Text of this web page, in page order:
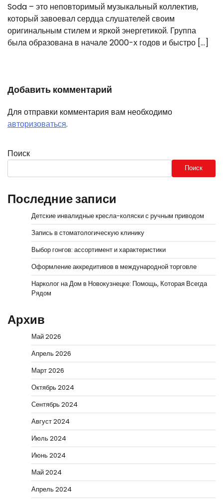
Soda – это неповторимый музыкальный коллектив,
который завоевал сердца слушателей своим
оригинальным стилем и яркой энергетикой. Группа
была образована в начале 2000-х годов и быстро […]
Добавить комментарий
Для отправки комментария вам необходимо
авторизоваться.
Поиск
Поиск
Последние записи
Детские инвалидные кресла-коляски с ручным приводом
Запись в стоматологическую клинику
Выбор гонгов: ассортимент и характеристики
Оформление аккредитивов в международной торговле
Нарколог на Дом в Новокузнецке: Помощь, Которая Всегда
Рядом
Архив
Май 2026
Апрель 2026
Март 2026
Октябрь 2024
Сентябрь 2024
Август 2024
Июль 2024
Июнь 2024
Май 2024
Апрель 2024